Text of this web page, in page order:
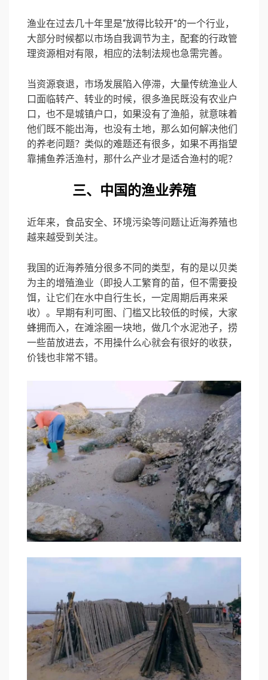
渔业在过去几十年里是“放得比较开”的一个行业，
大部分时候都以市场自我调节为主，配套的行政管
理资源相对有限，相应的法制法规也急需完善。
当资源衰退，市场发展陷入停滞，大量传统渔业人
口面临转产、转业的时候，很多渔民既没有农业户
口，也不是城镇户口，如果没有了渔船，就意味着
他们既不能出海，也没有土地，那么如何解决他们
的养老问题？类似的难题还有很多，如果不再指望
靠捕鱼养活渔村，那什么产业才是适合渔村的呢？
三、中国的渔业养殖
近年来，食品安全、环境污染等问题让近海养殖也
越来越受到关注。
我国的近海养殖分很多不同的类型，有的是以贝类
为主的增殖渔业（即投人工繁育的苗，但不需要投
饵，让它们在水中自行生长，一定周期后再来采
收）。早期有利可图、门槛又比较低的时候，大家
蜂拥而入，在滩涂圈一块地，做几个水泥池子，捞
一些苗放进去，不用操什么心就会有很好的收获，
价钱也非常不错。